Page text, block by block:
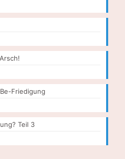
Friedigung
Teil 3